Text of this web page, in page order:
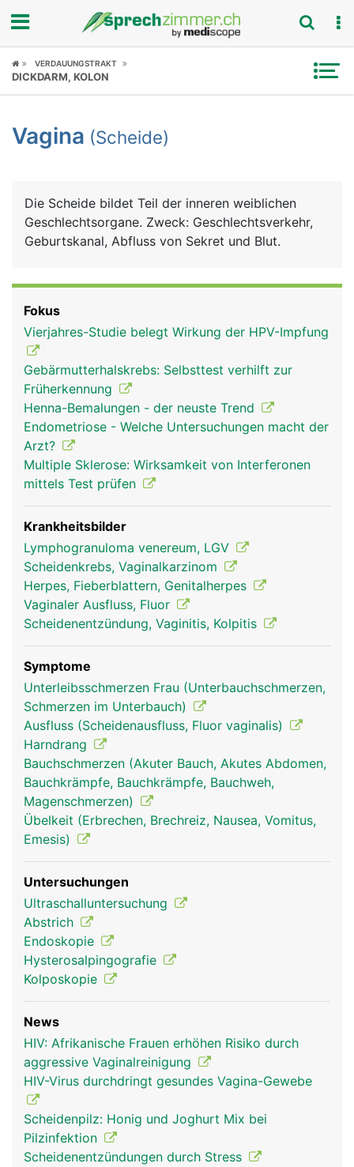
Fokus
Symptome
News
Rubriken
VERDAUUNGSTRAKT
DICKDARM, KOLON
Vagina (Scheide)
Die Scheide bildet Teil der inneren weiblichen
Geschlechtsorgane. Zweck: Geschlechtsverkehr,
Geburtskanal, Abfluss von Sekret und Blut.
Fokus
Vierjahres-Studie belegt Wirkung der HPV-Impfung
Gebärmutterhalskrebs: Selbsttest verhilft zur
Früherkennung
Henna-Bemalungen - der neuste Trend
Endometriose - Welche Untersuchungen macht der
Arzt?
Multiple Sklerose: Wirksamkeit von Interferonen
mittels Test prüfen
Krankheitsbilder
Lymphogranuloma venereum, LGV
Scheidenkrebs, Vaginalkarzinom
Herpes, Fieberblattern, Genitalherpes
Vaginaler Ausfluss, Fluor
Scheidenentzündung, Vaginitis, Kolpitis
Symptome
Unterleibsschmerzen Frau (Unterbauchschmerzen,
Schmerzen im Unterbauch)
Ausfluss (Scheidenausfluss, Fluor vaginalis)
Harndrang
Bauchschmerzen (Akuter Bauch, Akutes Abdomen,
Bauchkrämpfe, Bauchkrämpfe, Bauchweh,
Magenschmerzen)
Übelkeit (Erbrechen, Brechreiz, Nausea, Vomitus,
Emesis)
Untersuchungen
Ultraschalluntersuchung
Abstrich
Endoskopie
Hysterosalpingografie
Kolposkopie
News
HIV: Afrikanische Frauen erhöhen Risiko durch
aggressive Vaginalreinigung
HIV-Virus durchdringt gesundes Vagina-Gewebe
Scheidenpilz: Honig und Joghurt Mix bei
Pilzinfektion
Scheidenentzündungen durch Stress